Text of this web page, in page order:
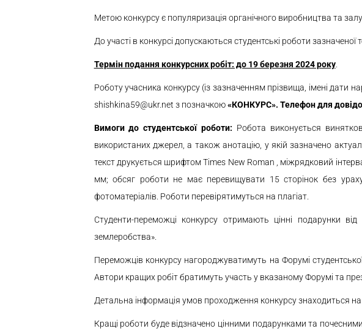
Метою конкурсу є популяризація органічного виробництва та
До участі в конкурсі допускаються студентські роботи
Термін подання конкурсних робіт: до 19 березня 2024 року.
Роботу учасника конкурсу (із зазначенням прізвища, імені дати
shishkina59@ukr.net з позначкою«КОНКУРС». Телефон для
Вимоги до студентської роботи: Робота виконується
використаних джерел, а також анотацію, у якій зазначено
текст друкується шрифтом Times New Roman , міжрядковий
мм; обсяг роботи не має перевищувати 15 сторінок без
фотоматеріалів. Роботи перевірятимуться на плагіат.
Студенти-переможці конкурсу отримають цінні подарунки
землеробства».
Переможців конкурсу нагороджуватимуть на Форумі
Автори кращих робіт братимуть участь у вказаному Форумі та
Детальна інформація умов проходження конкурсу знаходиться
Кращі роботи буде відзначено цінними подарунками та